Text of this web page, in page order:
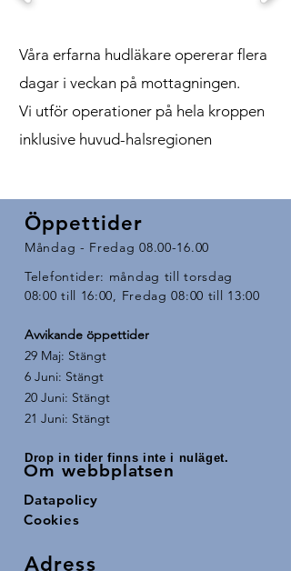
Våra erfarna hudläkare opererar flera
dagar i veckan på mottagningen.
Vi utför operationer på hela kroppen
inklusive huvud-halsregionen
Öppettider
Måndag - Fredag08.00-16.00
Telefontider: måndag till torsdag
08:00 till 16:00, Fredag 08:00 till 13:00
Avvikande öppettider ​
29 Maj: Stängt
6 Juni: Stängt
20 Juni: Stängt
21 Juni: Stängt
Drop in tider finns inte i nuläget.
Om webbplatsen
Datapolicy
Cookies
Adress